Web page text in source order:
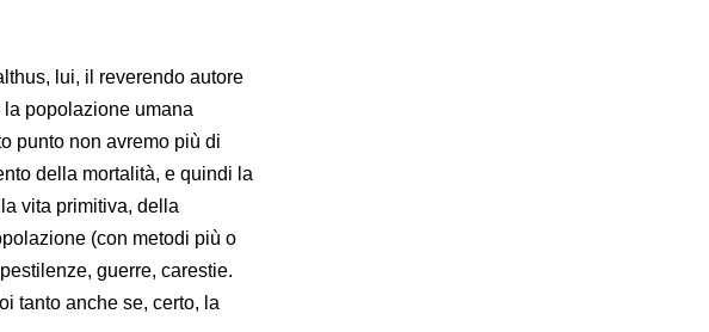
lui, il reverendo autore
popolazione umana
punto non avremo più di
della mortalità, e quindi la
vita primitiva, della
(con metodi più o
guerre, carestie.
tanto anche se, certo, la